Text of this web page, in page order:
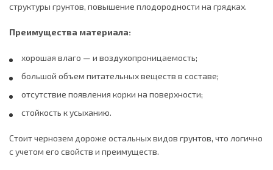
структуры грунтов, повышение плодородности на грядках.
Преимущества материала:
хорошая влаго — и воздухопроницаемость;
большой объем питательных веществ в составе;
отсутствие появления корки на поверхности;
стойкость к усыханию.
Стоит чернозем дороже остальных видов грунтов, что логично
с учетом его свойств и преимуществ.